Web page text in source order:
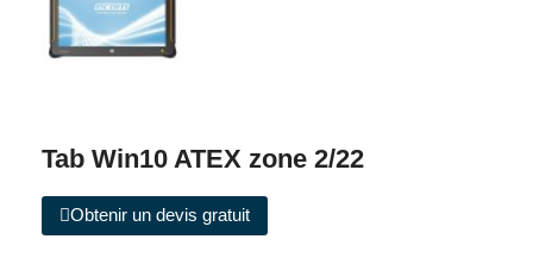
Tab Win10 ATEX zone 2/22
Obtenir un devis gratuit